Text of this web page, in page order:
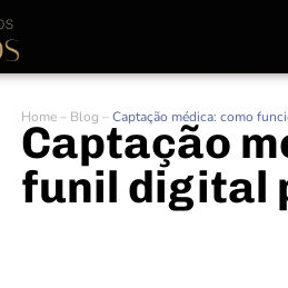
Home– Blog –Captação médica: como
Captação
funil digital